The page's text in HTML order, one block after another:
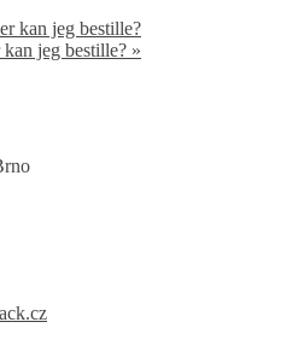
kan jeg bestille?
jeg bestille? »